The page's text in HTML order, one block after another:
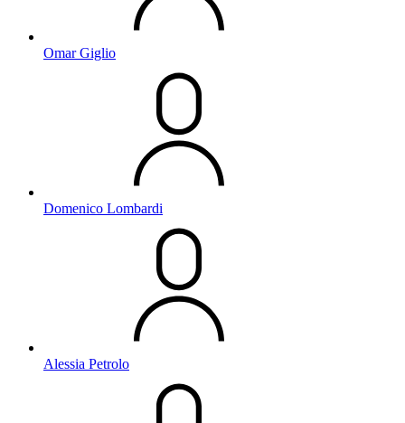
Omar Giglio
Domenico Lombardi
Alessia Petrolo